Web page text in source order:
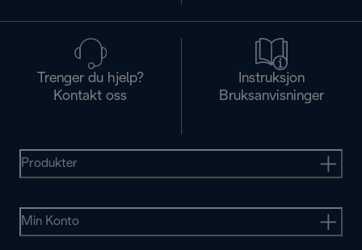
Trenger du hjelp?
Kontakt oss
Instruksjon
Bruksanvisninger
Produkter
Min Konto